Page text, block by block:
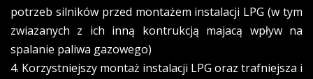
potrzeb silników przed montażem instalacji LPG (w tym
zwiazanych z ich inną kontrukcją majacą wpływ na
spalanie paliwa gazowego)
4. Korzystniejszy montaż instalacji LPG oraz trafniejsza i